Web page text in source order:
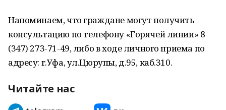
Напоминаем, что граждане могут получить
консультацию по телефону «Горячей линии» 8
(347) 273-71-49, либо в ходе личного приема по
адресу: г.Уфа, ул.Цюрупы, д.95, каб.310.
Читайте нас